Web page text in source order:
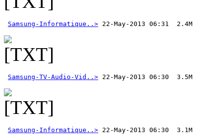
Samsung-Informatique..>
Samsung-TV-Audio-Vid..>
Samsung-Informatique..>